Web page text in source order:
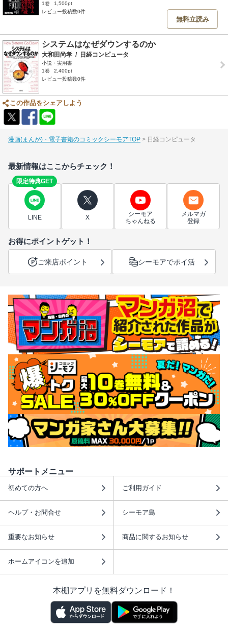
1巻
1,500pt
レビュー投稿数0件
無料立読み
システムはなぜダウンするのか
大和田尚孝 / 日経コンピュータ
小説・実用書
1巻
2,400pt
レビュー投稿数0件
この作品をシェアしよう
漫画(まんが)・電子書籍のコミックシーモアTOP 日経コンピュータ
最新情報はここからチェック！
限定特典GET
LINE X
シーモア
ちゃんねる
メルマガ
登録
お得にポイントゲット！
ご来店ポイント シーモアでポイ活
サポートメニュー
初めての方へ ご利用ガイド
ヘルプ・お問合せ シーモア島
重要なお知らせ 商品に関するお知らせ
ホームアイコンを追加
本棚アプリを無料ダウンロード！